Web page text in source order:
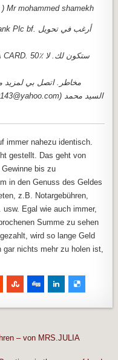
Mr mohammed shamekh
مخاطر. اتصل بي لمزيد
immer nahezu identisch.
gestellt. Das geht von
bis zu
in den Genuss des Geldes
z.B. Notargebühren,
Egal wie auch immer,
Summe zu sehen
wird so lange Geld
gar nichts mehr zu holen ist,
– von MRS.JULIA